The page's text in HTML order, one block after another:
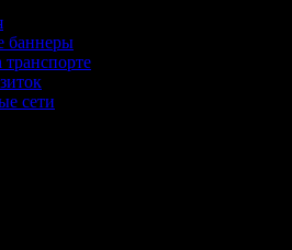
баннеры
транспорте
сети